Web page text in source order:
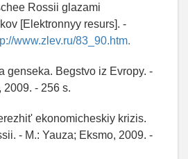
Rossii glazami
[Elektronnyy resurs]. -
www.zlev.ru/83_90.htm.
genseka. Begstvo iz Evropy. -
2009. - 256 s.
ekonomicheskiy krizis.
- M.: Yauza; Eksmo, 2009. -